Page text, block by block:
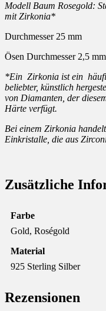
Modell Baum Rosegold:
mit Zirkonia*
Durchmesser 25 mm
Ösen Durchmesser 2,5 mm
*Ein Zirkonia ist ein
beliebter, künstlich
von Diamanten, der
Härte verfügt.
Bei einem Zirkonia
Einkristalle, die aus
Zusätzliche
Farbe
Gold, Roségold
Material
925 Sterling Silber
Rezensionen